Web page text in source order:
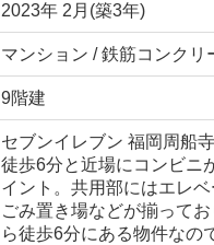
2023年 2月(築3年)
マンション / 鉄筋コンクリ
9階建
セブンイレブン 福岡周船
徒歩6分と近場にコンビニ
イント。共用部にはエレ
ごみ置き場などが揃って
ら徒歩6分にある物件なの